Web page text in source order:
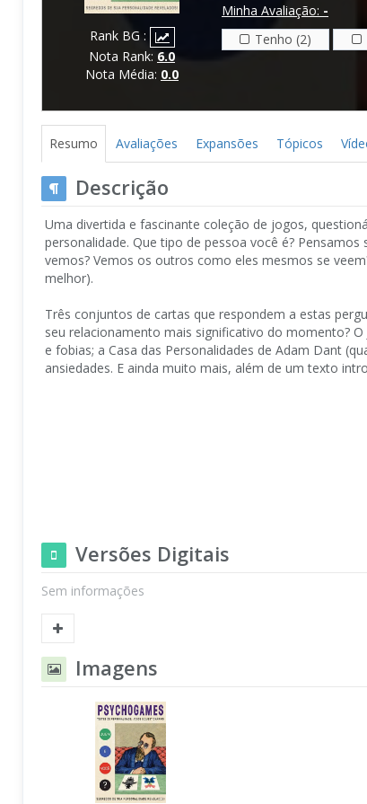
Rank BG :
Nota Rank: 6.0
Nota Média: 0.0
Minha Avaliação: -
Tenho (2)
Resumo Avaliações Expansões Tópicos
Descrição
Uma divertida e fascinante coleção de jogos,
personalidade. Que tipo de pessoa você é?
vemos? Vemos os outros como eles mesmos se
melhor).
Três conjuntos de cartas que respondem a estas
seu relacionamento mais significativo do momento?
e fobias; a Casa das Personalidades de Adam Dant
ansiedades. E ainda muito mais, além de um texto
Versões Digitais
Sem informações
Imagens